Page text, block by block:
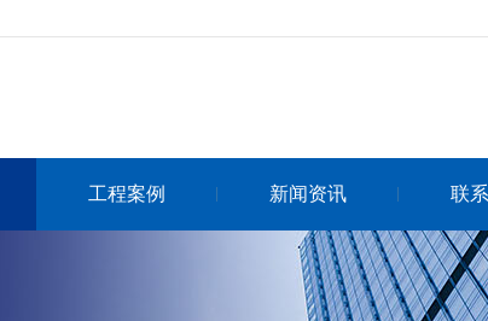
工程案例 新闻资讯 联